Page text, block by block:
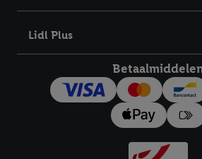
Lidl Plus